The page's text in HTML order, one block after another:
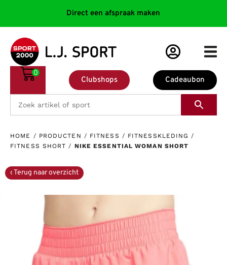
Direct een afspraak maken
Cadeaubon
Clubshops
0
HOME / PRODUCTEN / FITNESS / FITNESSKLEDING /
FITNESS SHORT / NIKE ESSENTIAL WOMAN SHORT